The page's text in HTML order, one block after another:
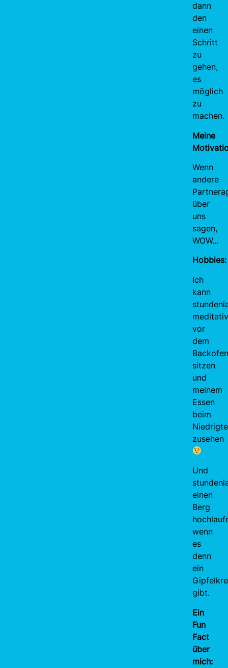
dann
den
einen
Schritt
zu
gehen,
es
möglich
zu
machen.
Meine
Wenn
andere
über
uns
sagen,
WOW…
Hobbies:
Ich
kann
vor
dem
sitzen
und
meinem
Essen
beim
zusehen
Und
einen
Berg
wenn
es
denn
ein
gibt.
Ein
Fun
Fact
über
mich: